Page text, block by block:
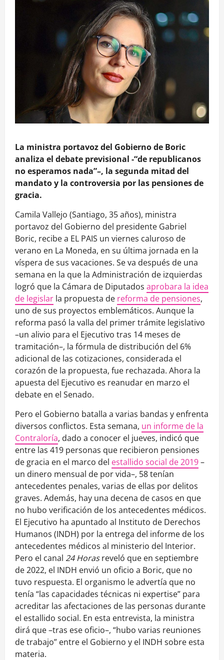
La ministra portavoz del Gobierno de Boric
analiza el debate previsional -“de republicanos
no esperamos nada”–, la segunda mitad del
mandato y la controversia por las pensiones de
gracia.
Camila Vallejo (Santiago, 35 años), ministra
portavoz del Gobierno del presidente Gabriel
Boric, recibe a EL PAIS un viernes caluroso de
verano en La Moneda, en su última jornada en la
víspera de sus vacaciones. Se va después de una
semana en la que la Administración de izquierdas
logró que la Cámara de Diputados aprobara la idea
de legislar la propuesta de reforma de pensiones,
uno de sus proyectos emblemáticos. Aunque la
reforma pasó la valla del primer trámite legislativo
–un alivio para el Ejecutivo tras 14 meses de
tramitación–, la fórmula de distribución del 6%
adicional de las cotizaciones, considerada el
corazón de la propuesta, fue rechazada. Ahora la
apuesta del Ejecutivo es reanudar en marzo el
debate en el Senado.
Pero el Gobierno batalla a varias bandas y enfrenta
diversos conflictos. Esta semana, un informe de la
Contraloría, dado a conocer el jueves, indicó que
entre las 419 personas que recibieron pensiones
de gracia en el marco del estallido social de 2019–
un dinero mensual de por vida–, 58 tenían
antecedentes penales, varias de ellas por delitos
graves. Además, hay una decena de casos en que
no hubo verificación de los antecedentes médicos.
El Ejecutivo ha apuntado al Instituto de Derechos
Humanos (INDH) por la entrega del informe de los
antecedentes médicos al ministerio del Interior.
Pero el canal 24 Horasreveló que en septiembre
de 2022, el INDH envió un oficio a Boric, que no
tuvo respuesta. El organismo le advertía que no
tenía “las capacidades técnicas ni expertise” para
acreditar las afectaciones de las personas durante
el estallido social. En esta entrevista, la ministra
dirá que –tras ese oficio–, “hubo varias reuniones
de trabajo” entre el Gobierno y el INDH sobre esta
materia.